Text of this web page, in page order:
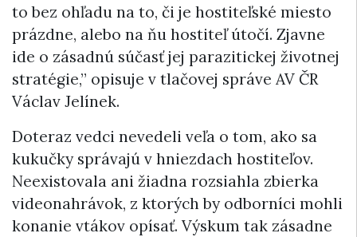
to bez ohľadu na to, či je hostiteľské miesto
prázdne, alebo na ňu hostiteľ útočí. Zjavne
ide o zásadnú súčasť jej parazitickej životnej
stratégie,” opisuje v tlačovej správe AV ČR
Václav Jelínek.
Doteraz vedci nevedeli veľa o tom, ako sa
kukučky správajú v hniezdach hostiteľov.
Neexistovala ani žiadna rozsiahla zbierka
videonahrávok, z ktorých by odborníci mohli
konanie vtákov opísať. Výskum tak zásadne